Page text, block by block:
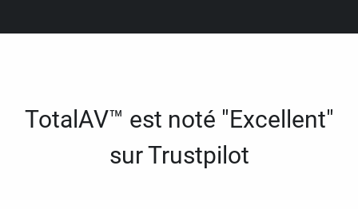
TotalAV™ est noté "Excellent"
sur Trustpilot